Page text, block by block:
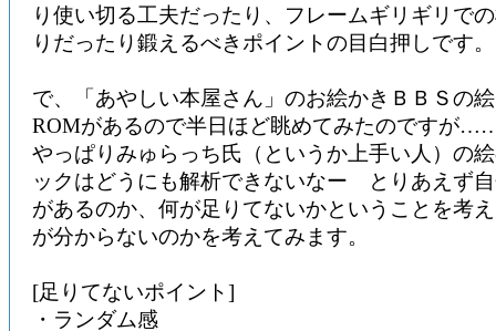
り使い切る工夫だったり、フレームギリギリで
りだったり鍛えるべきポイントの目白押しです。
で、「あやしい本屋さん」のお絵かきＢＢＳの
ROMがあるので半日ほど眺めてみたのですが
やっぱりみゅらっち氏（というか上手い人）の
ックはどうにも解析できないなー とりあえず
があるのか、何が足りてないかということを考
が分からないのかを考えてみます。
[足りてないポイント]
・ランダム感